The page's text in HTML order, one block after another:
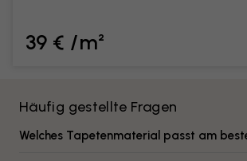
39 € /m²
Häufig gestellte Fragen
Welches Tapetenmaterial passt am